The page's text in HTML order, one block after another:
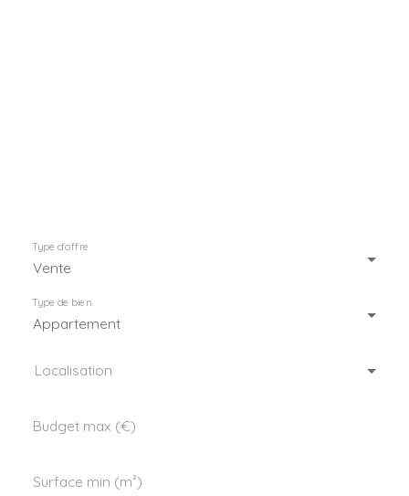
Vente
Type d'offre
Appartement
Type de bien
Localisation
Budget max (€)
Surface min (m²)